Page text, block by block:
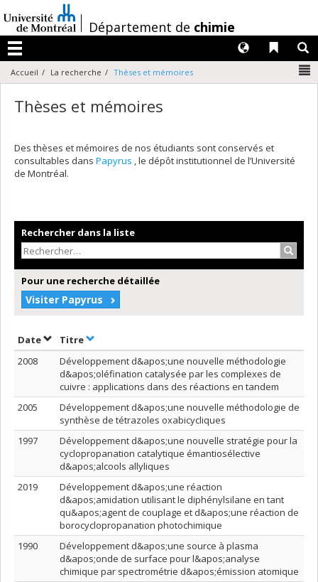
au
contenu
/Département de chimie
Menu
Liens
Langues
Accueil La recherche Thèses et mémoires
Thèses et mémoires
Des thèses et mémoires de nos étudiants sont conservés et
consultables dans Papyrus , le dépôt institutionnel de l’Université
de Montréal.
Rechercher dans la liste
Pour une recherche détaillée
Visiter Papyrus
DateTrier par date en ordre croissant
TitreTrier par titre en ordre croissant
2008
Développement d&apos;une nouvelle méthodologie
d&apos;oléfination catalysée par les complexes de
cuivre : applications dans des réactions en tandem
2005
Développement d&apos;une nouvelle méthodologie de
synthèse de tétrazoles oxabicycliques
1997
Développement d&apos;une nouvelle stratégie pour la
cyclopropanation catalytique émantiosélective
d&apos;alcools allyliques
2019
Développement d&apos;une réaction
d&apos;amidation utilisant le diphénylsilane en tant
qu&apos;agent de couplage et d&apos;une réaction de
borocyclopropanation photochimique
1990
Développement d&apos;une source à plasma
d&apos;onde de surface pour l&apos;analyse
chimique par spectrométrie d&apos;émission atomique